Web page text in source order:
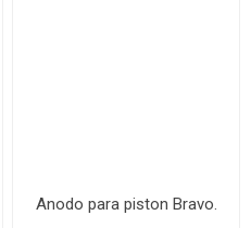
Anodo para piston Bravo.